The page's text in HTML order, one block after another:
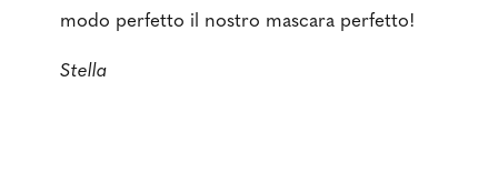
modo perfetto il nostro mascara perfetto!
Stella